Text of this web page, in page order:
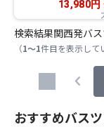
13,980円
検索結果関西発バ
（1～1件目を表示して
chevron_left
おすすめバス